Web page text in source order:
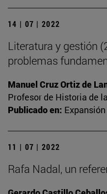
14 | 07 | 2022
Literatura y gestión
problemas
Manuel Cruz Ortiz de
Profesor de Historia de
Publicado en: Expansión
11 | 07 | 2022
Rafa Nadal, un